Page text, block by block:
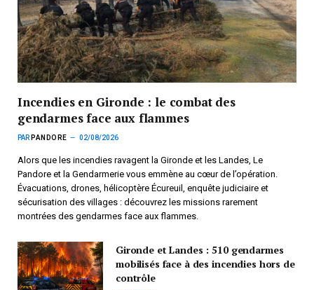
Incendies en Gironde : le combat des
gendarmes face aux flammes
PAR PANDORE 02/08/2026
Alors que les incendies ravagent la Gironde et les Landes, Le
Pandore et la Gendarmerie vous emmène au cœur de l’opération.
Évacuations, drones, hélicoptère Écureuil, enquête judiciaire et
sécurisation des villages : découvrez les missions rarement
montrées des gendarmes face aux flammes.
Gironde et Landes : 510 gendarmes
mobilisés face à des incendies hors de
contrôle